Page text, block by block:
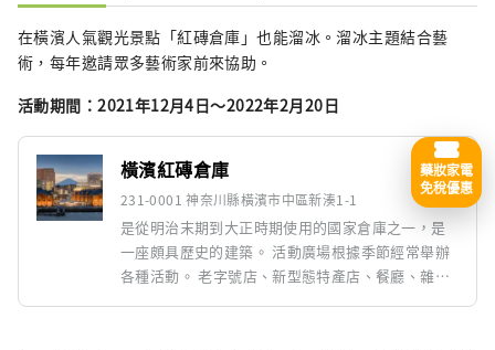
在橫濱人氣觀光景點「紅磚倉庫」也能溜冰。溜冰主題結合藝
術，每年邀請眾多藝術家前來協助。
活動期間：2021年12月4日～2022年2月20日
橫濱紅磚倉庫
231-0001 神奈川縣橫濱市中區新湊1-1
是從明治末期到大正時期使用的國家倉庫之一，是
一座頗具歷史的建築。 活動廣場根據季節經常舉辦
各種活動。 老字號店、新型態特產店、餐廳、雜貨
藥妝家電
免稅優惠